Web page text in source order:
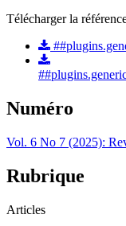
Télécharger la
Numéro
Vol. 6 No 7 (2025):
Rubrique
Articles